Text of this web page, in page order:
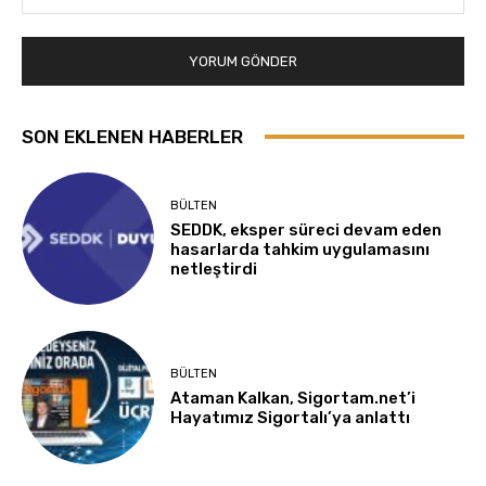
SON EKLENEN HABERLER
BÜLTEN
SEDDK, eksper süreci devam eden
hasarlarda tahkim uygulamasını
netleştirdi
BÜLTEN
Ataman Kalkan, Sigortam.net’i
Hayatımız Sigortalı’ya anlattı